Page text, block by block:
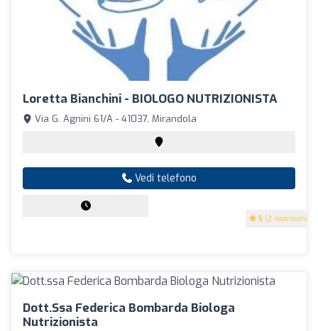
Loretta Bianchini - BIOLOGO NUTRIZIONISTA
5 (2 recensioni)
Via G. Agnini 61/A - 41037, Mirandola
Vedi telefono
Dott.ssa Federica Bombarda Biologa
Nutrizionista